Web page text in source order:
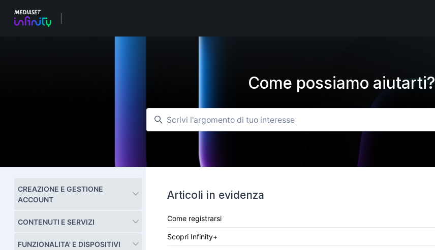
Come possiamo aiutarti?
Ricerca
Articoli in evidenza
Come registrarsi
Scopri Infinity+
CREAZIONE E GESTIONE
ACCOUNT
CONTENUTI E SERVIZI
FUNZIONALITA' E DISPOSITIVI